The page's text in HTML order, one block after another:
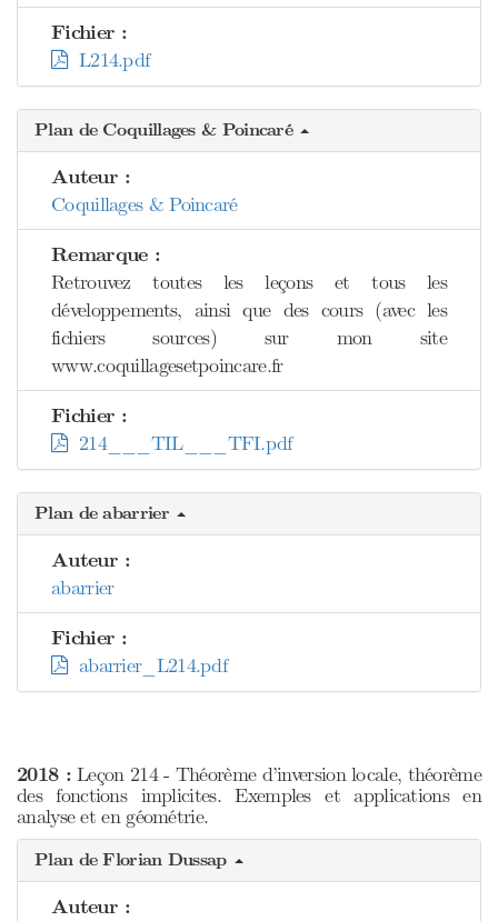
Fichier :
L214.pdf
Plan de Coquillages & Poincaré
Auteur :
Coquillages & Poincaré
Remarque :
Retrouvez toutes les leçons et tous les
développements, ainsi que des cours (avec les
fichiers sources) sur mon site
www.coquillagesetpoincare.fr
Fichier :
214___TIL___TFI.pdf
Plan de abarrier
Auteur :
abarrier
Fichier :
abarrier_L214.pdf
2018 :Leçon 214 - Théorème d’inversion locale, théorème
des fonctions implicites. Exemples et applications en
analyse et en géométrie.
Plan de Florian Dussap
Auteur :